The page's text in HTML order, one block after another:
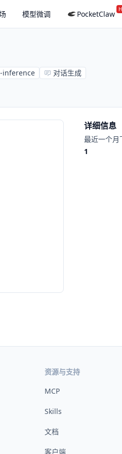
模型微调 PocketClaw
inference 对话生成
详细信息
最近一个月
1
资源与支持
MCP
Skills
文档
客户端